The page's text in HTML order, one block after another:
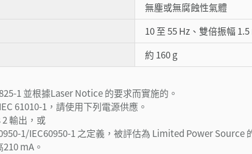
無塵或無腐蝕性氣體
10 至 55 Hz、雙倍振幅
約 160 g
1 並根據Laser Notice 的要求而實施的。
61010-1，請使用下列電源供應。
2 輸出，或
1/IEC60950-1 之定義，被評估為 Limited Power Source
mA。